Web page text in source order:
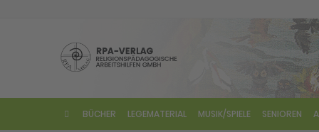
BÜCHER LEGEMATERIAL MUSIK/SPIELE SENIOREN